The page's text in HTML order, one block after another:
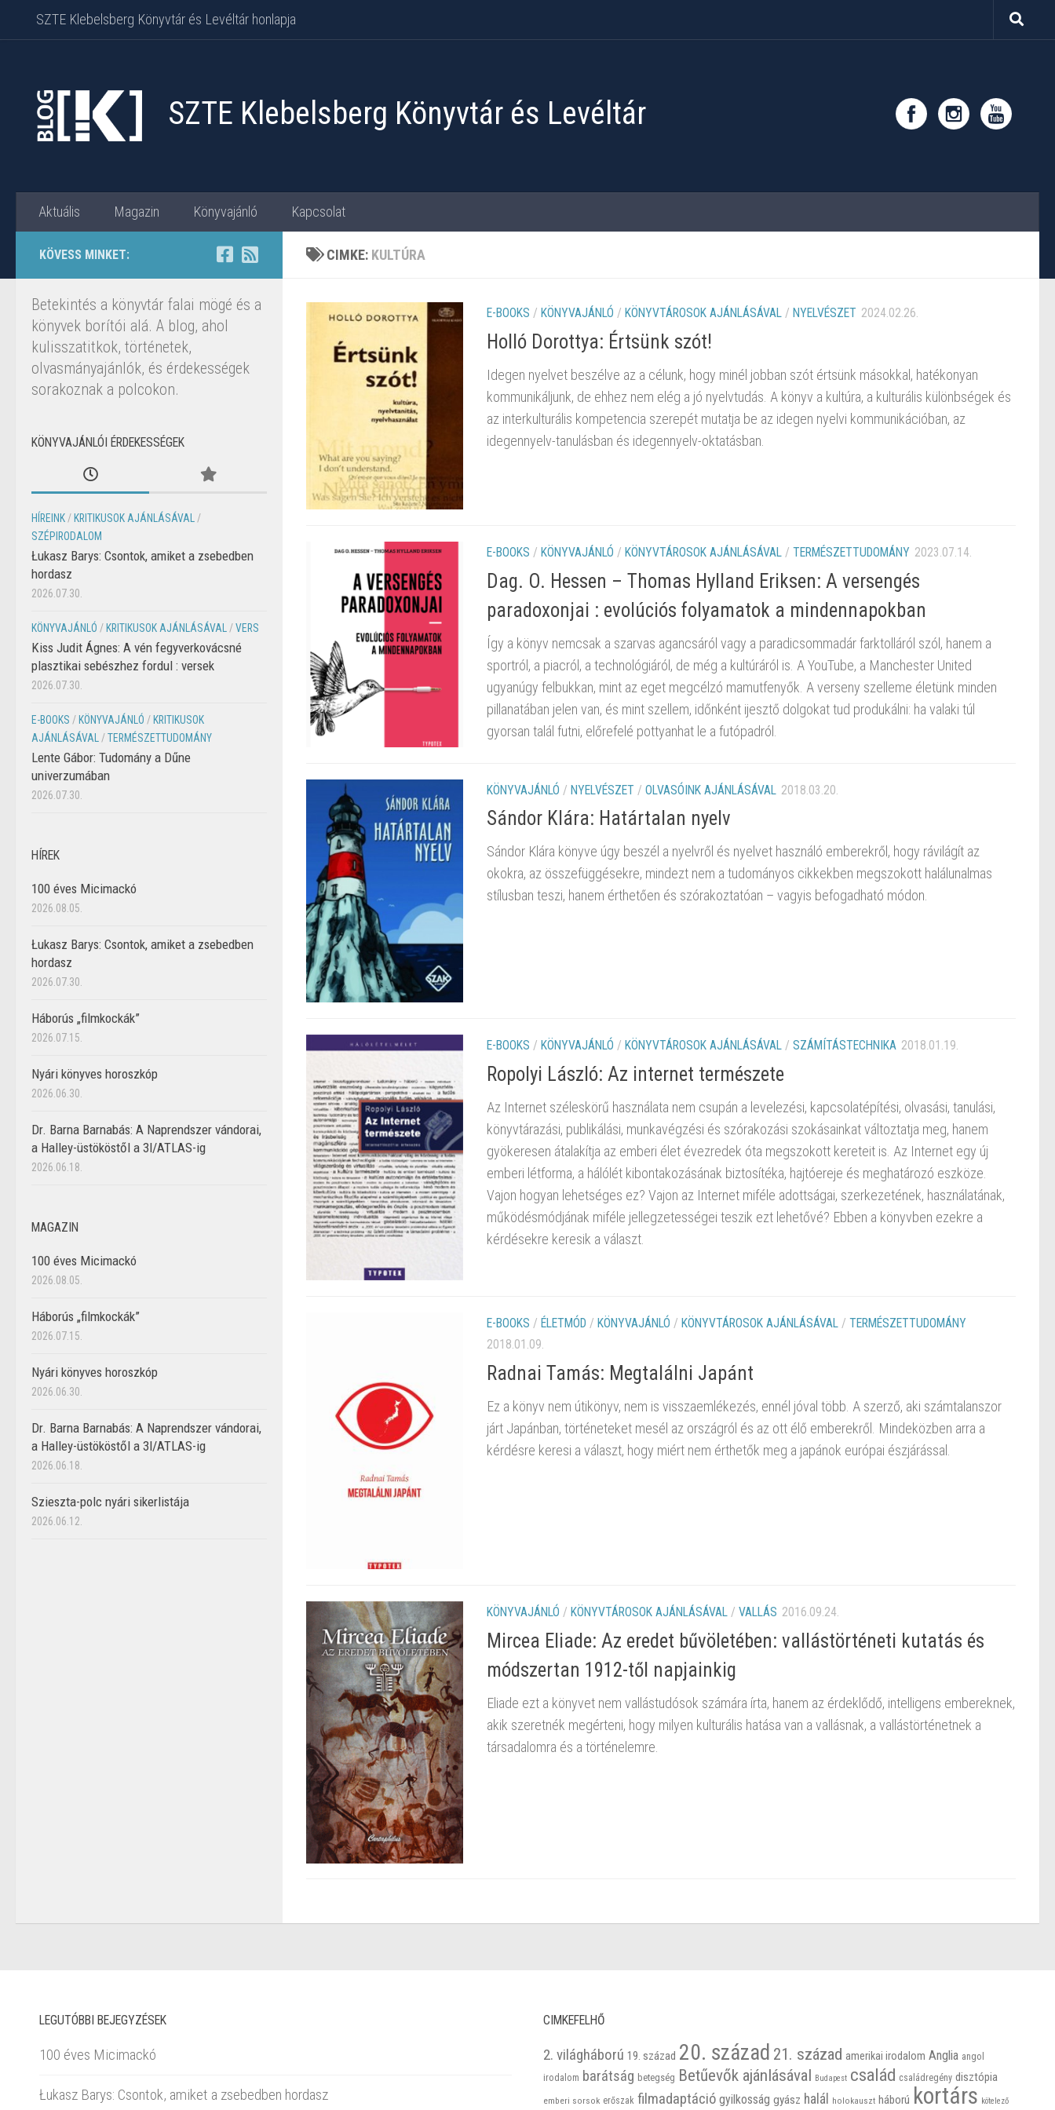
Skip to content
SZTE Klebelsberg Könyvtár és Levéltár honlapja
SZTE Klebelsberg Könyvtár és Levéltár
Aktuális Magazin Könyvajánló Kapcsolat
CIMKE: KULTÚRA
E-BOOKS / KÖNYVAJÁNLÓ / KÖNYVTÁROSOK AJÁNLÁSÁVAL / NYELVÉSZET 2024.02.26.
Holló Dorottya: Értsünk szót!
Idegen nyelvet beszélve az a célunk, hogy minél jobban szót értsünk másokkal, hatékonyan
kommunikáljunk, de ehhez nem elég a jó nyelvtudás. A könyv a kultúra, a kulturális különbségek és
az interkulturális kompetencia szerepét mutatja be az idegen nyelvi kommunikációban, az
idegennyelv-tanulásban és idegennyelv-oktatásban.
E-BOOKS / KÖNYVAJÁNLÓ / KÖNYVTÁROSOK AJÁNLÁSÁVAL / TERMÉSZETTUDOMÁNY 2023.07.14.
Dag. O. Hessen – Thomas Hylland Eriksen: A versengés
paradoxonjai : evolúciós folyamatok a mindennapokban
Így a könyv nemcsak a szarvas agancsáról vagy a paradicsommadár farktolláról szól, hanem a
sportról, a piacról, a technológiáról, de még a kultúráról is. A YouTube, a Manchester United
ugyanúgy felbukkan, mint az eget megcélzó mamutfenyők. A verseny szelleme életünk minden
pillanatában jelen van, és mint szellem, időnként ijesztő dolgokat tud produkálni: ha valaki túl
gyorsan talál futni, előrefelé pottyanhat le a futópadról.
KÖNYVAJÁNLÓ / NYELVÉSZET / OLVASÓINK AJÁNLÁSÁVAL 2018.03.20.
Sándor Klára: Határtalan ​nyelv
Sándor Klára könyve úgy beszél a nyelvről és nyelvet használó emberekről, hogy rávilágít az
okokra, az összefüggésekre, mindezt nem a tudományos cikkekben megszokott halálunalmas
stílusban teszi, hanem érthetően és szórakoztatóan – vagyis befogadható módon.
E-BOOKS / KÖNYVAJÁNLÓ / KÖNYVTÁROSOK AJÁNLÁSÁVAL / SZÁMÍTÁSTECHNIKA 2018.01.19.
Ropolyi László: Az internet természete
Az Internet széleskörű használata nem csupán a levelezési, kapcsolatépítési, olvasási, tanulási,
könyvtárazási, publikálási, munkavégzési és szórakozási szokásainkat változtatja meg, hanem
gyökeresen átalakítja az emberi élet évezredek óta megszokott kereteit is. Az Internet egy új
emberi létforma, a hálólét kibontakozásának biztosítéka, hajtóereje és meghatározó eszköze.
Vajon hogyan lehetséges ez? Vajon az Internet miféle adottságai, szerkezetének, használatának,
működésmódjának miféle jellegzetességei teszik ezt lehetővé? Ebben a könyvben ezekre a
kérdésekre keresik a választ.
E-BOOKS / ÉLETMÓD / KÖNYVAJÁNLÓ / KÖNYVTÁROSOK AJÁNLÁSÁVAL / TERMÉSZETTUDOMÁNY
2018.01.09.
Radnai Tamás: Megtalálni Japánt
Ez a könyv nem útikönyv, nem is visszaemlékezés, ennél jóval több. A szerző, aki számtalanszor
járt Japánban, történeteket mesél az országról és az ott élő emberekről. Mindeközben arra a
kérdésre keresi a választ, hogy miért nem érthetők meg a japánok európai észjárással.
KÖNYVAJÁNLÓ / KÖNYVTÁROSOK AJÁNLÁSÁVAL / VALLÁS 2016.09.24.
Mircea Eliade: Az eredet bűvöletében: vallástörténeti kutatás és
módszertan 1912-től napjainkig
Eliade ezt a könyvet nem vallástudósok számára írta, hanem az érdeklődő, intelligens embereknek,
akik szeretnék megérteni, hogy milyen kulturális hatása van a vallásnak, a vallástörténetnek a
társadalomra és a történelemre.
KÖVESS MINKET:
Betekintés a könyvtár falai mögé és a
könyvek borítói alá. A blog, ahol
kulisszatitkok, történetek,
olvasmányajánlók, és érdekességek
sorakoznak a polcokon.
KÖNYVAJÁNLÓI ÉRDEKESSÉGEK
HÍREINK / KRITIKUSOK AJÁNLÁSÁVAL
/
SZÉPIRODALOM
Łukasz Barys: Csontok, amiket a zsebedben
hordasz
2026.07.30.
KÖNYVAJÁNLÓ / KRITIKUSOK AJÁNLÁSÁVAL /VERS
Kiss Judit Ágnes: A vén fegyverkovácsné
plasztikai sebészhez fordul : versek
2026.07.30.
E-BOOKS / KÖNYVAJÁNLÓ / KRITIKUSOK
AJÁNLÁSÁVAL
/TERMÉSZETTUDOMÁNY
Lente Gábor: Tudomány a Dűne
univerzumában
2026.07.30.
HÍREK
100 éves Micimackó
2026.08.05.
Łukasz Barys: Csontok, amiket a zsebedben
hordasz
2026.07.30.
Háborús „filmkockák”
2026.07.15.
Nyári könyves horoszkóp
2026.06.30.
Dr. Barna Barnabás: A Naprendszer vándorai,
a Halley-üstököstől a 3I/ATLAS-ig
2026.06.18.
MAGAZIN
100 éves Micimackó
2026.08.05.
Háborús „filmkockák”
2026.07.15.
Nyári könyves horoszkóp
2026.06.30.
Dr. Barna Barnabás: A Naprendszer vándorai,
a Halley-üstököstől a 3I/ATLAS-ig
2026.06.18.
Szieszta-polc nyári sikerlistája
2026.06.12.
LEGUTÓBBI BEJEGYZÉSEK
100 éves Micimackó
Łukasz Barys: Csontok, amiket a zsebedben hordasz
CIMKEFELHŐ
2. világháború 19. század 20. század 21. század amerikai irodalom Anglia angol
irodalom barátság betegség Betűevők ajánlásával Budapest család családregény disztópia
emberi sorsok erőszak filmadaptáció gyilkosság gyász halál holokauszt háború kortárs kötelező